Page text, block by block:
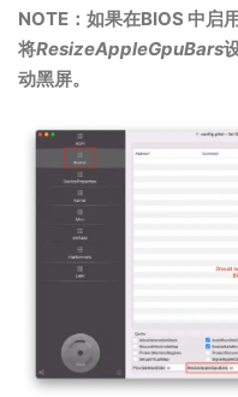
NOTE：如果在BIOS 中启
将ResizeAppleGpuBars
动黑屏。